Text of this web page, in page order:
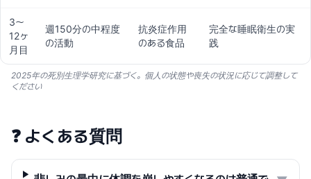
3〜
12ヶ
月目
週150分の中程度
の活動
抗炎症作用
のある食品
完全な睡眠衛生の実
践
2025年の死別生理学研究に基づく。個人の状態や喪失の状況に応じて調整して
ください
❓ よくある質問